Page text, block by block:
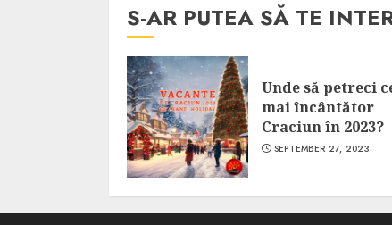
S-AR PUTEA SĂ TE
Unde să petreci
mai încântător
Craciun în 2023?
SEPTEMBER 27, 2023